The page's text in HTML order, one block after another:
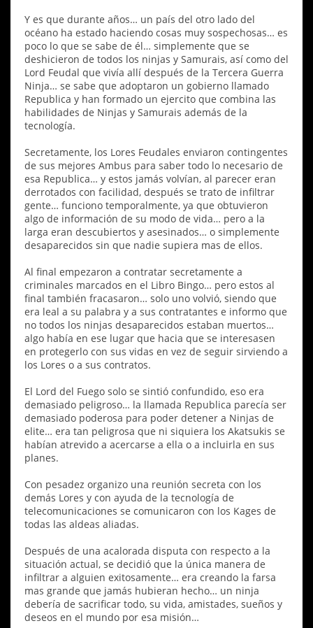
Y es que durante años… un país del otro lado del
océano ha estado haciendo cosas muy sospechosas… es
poco lo que se sabe de él… simplemente que se
deshicieron de todos los ninjas y Samurais, así como del
Lord Feudal que vivía allí después de la Tercera Guerra
Ninja… se sabe que adoptaron un gobierno llamado
Republica y han formado un ejercito que combina las
habilidades de Ninjas y Samurais además de la
tecnología.
Secretamente, los Lores Feudales enviaron contingentes
de sus mejores Ambus para saber todo lo necesario de
esa Republica… y estos jamás volvían, al parecer eran
derrotados con facilidad, después se trato de infiltrar
gente… funciono temporalmente, ya que obtuvieron
algo de información de su modo de vida… pero a la
larga eran descubiertos y asesinados… o simplemente
desaparecidos sin que nadie supiera mas de ellos.
Al final empezaron a contratar secretamente a
criminales marcados en el Libro Bingo… pero estos al
final también fracasaron… solo uno volvió, siendo que
era leal a su palabra y a sus contratantes e informo que
no todos los ninjas desaparecidos estaban muertos…
algo había en ese lugar que hacia que se interesasen
en protegerlo con sus vidas en vez de seguir sirviendo a
los Lores o a sus contratos.
El Lord del Fuego solo se sintió confundido, eso era
demasiado peligroso… la llamada Republica parecía ser
demasiado poderosa para poder detener a Ninjas de
elite… era tan peligrosa que ni siquiera los Akatsukis se
habían atrevido a acercarse a ella o a incluirla en sus
planes.
Con pesadez organizo una reunión secreta con los
demás Lores y con ayuda de la tecnología de
telecomunicaciones se comunicaron con los Kages de
todas las aldeas aliadas.
Después de una acalorada disputa con respecto a la
situación actual, se decidió que la única manera de
infiltrar a alguien exitosamente… era creando la farsa
mas grande que jamás hubieran hecho… un ninja
debería de sacrificar todo, su vida, amistades, sueños y
deseos en el mundo por esa misión…